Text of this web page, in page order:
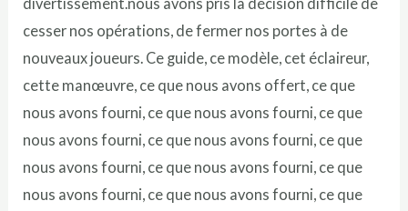
cesser nos opérations, de fermer nos portes à de
nouveaux joueurs. Ce guide, ce modèle, cet éclaireur,
cette manœuvre, ce que nous avons offert, ce que
nous avons fourni, ce que nous avons fourni, ce que
nous avons fourni, ce que nous avons fourni, ce que
nous avons fourni, ce que nous avons fourni, ce que
nous avons fourni, ce que nous avons fourni, ce que